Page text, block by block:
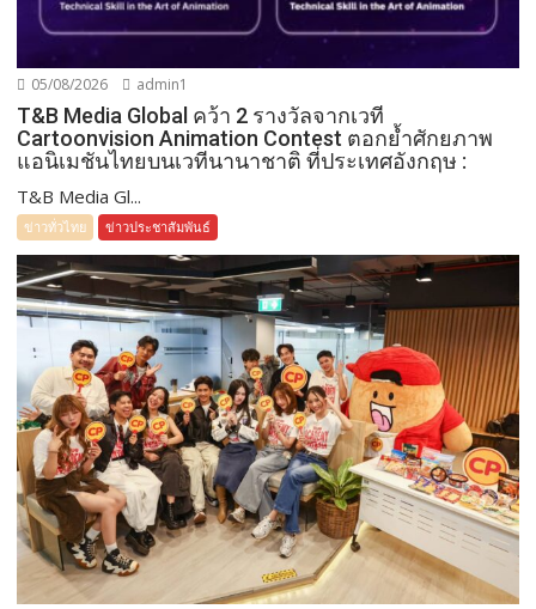
05/08/2026 admin1
T&B Media Global คว้า 2 รางวัลจากเวที
Cartoonvision Animation Contest ตอกย้ำศักยภาพ
แอนิเมชันไทยบนเวทีนานาชาติ ที่ประเทศอังกฤษ :
T&B Media Gl...
ข่าวทั่วไทย ข่าวประชาสัมพันธ์